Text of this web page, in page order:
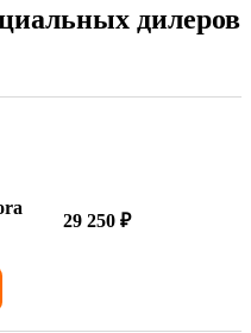
дилеров
29 250 ₽